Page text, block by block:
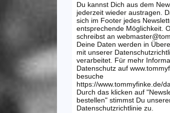
Du kannst Dich aus dem
jederzeit wieder austragen.
sich im Footer jedes
entsprechende Möglichkeit.
schreibst an
Deine Daten werden in
mit unserer
verarbeitet. Für mehr
Datenschutz auf
besuche
https://www.tommyfinke.de/
Durch das klicken auf
bestellen" stimmst Du
Datenschutzrichtlinie zu.